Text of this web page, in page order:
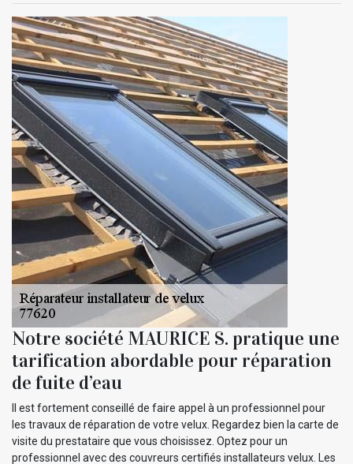
Notre société MAURICE S. pratique une
tarification abordable pour réparation
de fuite d’eau
Il est fortement conseillé de faire appel à un professionnel pour
les travaux de réparation de votre velux. Regardez bien la carte de
visite du prestataire que vous choisissez. Optez pour un
professionnel avec des couvreurs certifiés installateurs velux. Les